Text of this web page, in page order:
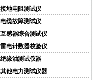
接地电阻测试仪
电缆故障测试仪
互感器综合测试仪
雷电计数器校验仪
绝缘油测试仪器
其他电力测试仪器